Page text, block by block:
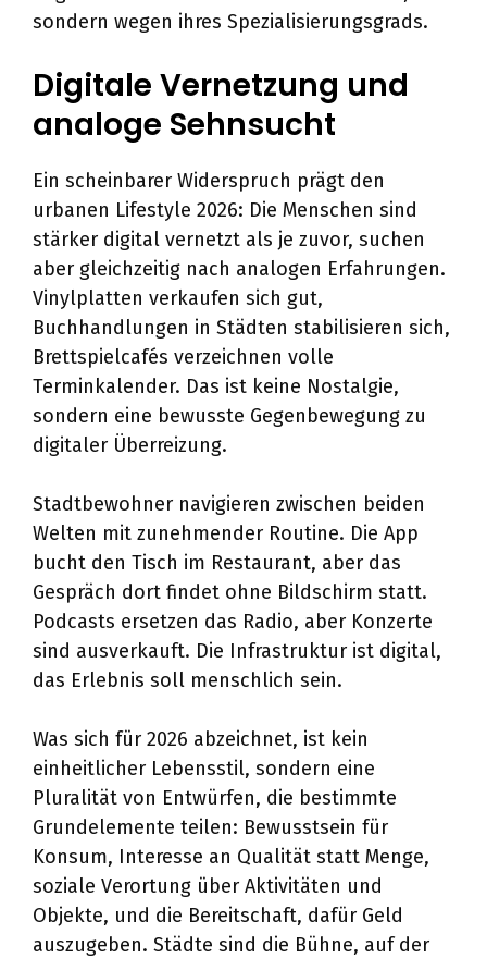
sondern wegen ihres Spezialisierungsgrads.
Digitale Vernetzung und
analoge Sehnsucht
Ein scheinbarer Widerspruch prägt den
urbanen Lifestyle 2026: Die Menschen sind
stärker digital vernetzt als je zuvor, suchen
aber gleichzeitig nach analogen Erfahrungen.
Vinylplatten verkaufen sich gut,
Buchhandlungen in Städten stabilisieren sich,
Brettspielcafés verzeichnen volle
Terminkalender. Das ist keine Nostalgie,
sondern eine bewusste Gegenbewegung zu
digitaler Überreizung.
Stadtbewohner navigieren zwischen beiden
Welten mit zunehmender Routine. Die App
bucht den Tisch im Restaurant, aber das
Gespräch dort findet ohne Bildschirm statt.
Podcasts ersetzen das Radio, aber Konzerte
sind ausverkauft. Die Infrastruktur ist digital,
das Erlebnis soll menschlich sein.
Was sich für 2026 abzeichnet, ist kein
einheitlicher Lebensstil, sondern eine
Pluralität von Entwürfen, die bestimmte
Grundelemente teilen: Bewusstsein für
Konsum, Interesse an Qualität statt Menge,
soziale Verortung über Aktivitäten und
Objekte, und die Bereitschaft, dafür Geld
auszugeben. Städte sind die Bühne, auf der